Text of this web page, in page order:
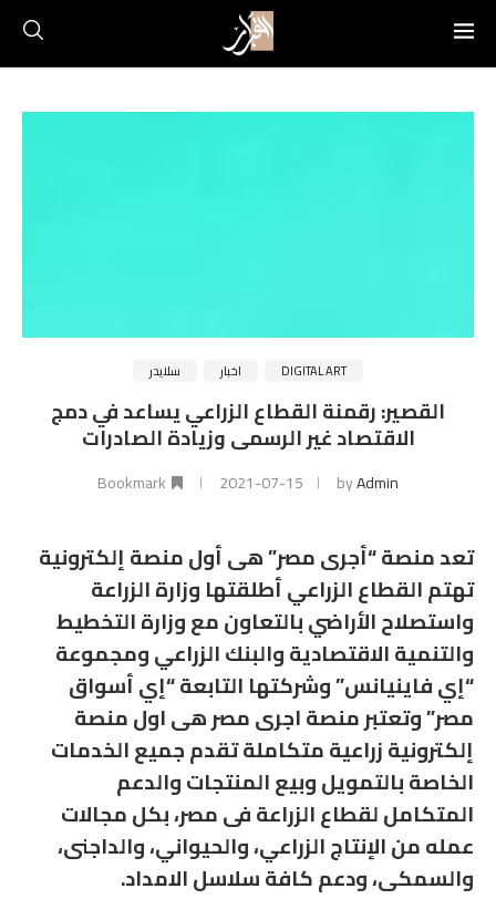
DIGITAL ART اخبار سلايدر
القصير: رقمنة القطاع الزراعي يساعد في دمج
الاقتصاد غير الرسمى وزيادة الصادرات
byAdmin
2021-07-15
Bookmark
تعد منصة “أجرى مصر” هى أول منصة إلكترونية
تهتم القطاع الزراعي أطلقتها وزارةالزراعة
واستصلاحالأراضيبالتعاون مع وزارة التخطيط
والتنمية الاقتصادية والبنكالزراعيومجموعة
“إي فاينيانس” وشركتها التابعة “إي أسواق
مصر” وتعتبر منصة اجرى مصر هى اول منصة
إلكترونية زراعية متكاملة تقدم جميع الخدمات
الخاصة بالتمويل وبيع المنتجات والدعم
المتكامل لقطاع الزراعة فى مصر، بكل مجالات
عمله منالإنتاجالزراعي،والحيواني، والداجنى،
والسمكى، ودعم كافة سلاسل الامداد.